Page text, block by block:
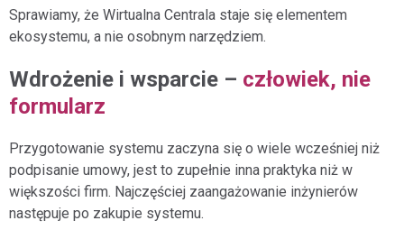
Sprawiamy, że Wirtualna Centrala staje się elementem
ekosystemu, a nie osobnym narzędziem.
Wdrożenie i wsparcie – człowiek, nie
formularz
Przygotowanie systemu zaczyna się o wiele wcześniej niż
podpisanie umowy, jest to zupełnie inna praktyka niż w
większości firm. Najczęściej zaangażowanie inżynierów
następuje po zakupie systemu.